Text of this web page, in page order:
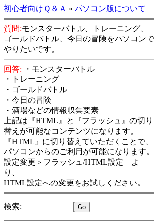
初心者向けＱ＆Ａ » パソコン版について
質問:モンスターバトル、トレーニング、
ゴールドバトル、今日の冒険をパソコンで
やりたいです。
回答: ・モンスターバトル
・トレーニング
・ゴールドバトル
・今日の冒険
・酒場などの情報収集要素
上記は『HTML』と『フラッシュ』の切り
替えが可能なコンテンツになります。
『HTML』に切り替えていただくことで、
パソコンからのご利用が可能になります。
設定変更＞フラッシュ/HTML設定 よ
り、
HTML設定への変更をお試しください。
検索: